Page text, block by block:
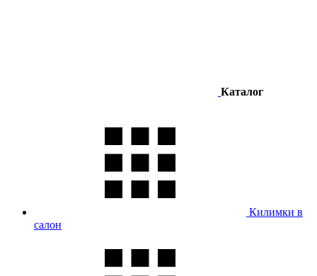
Каталог
Килимки в
салон